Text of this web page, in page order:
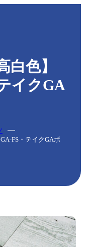
白色】
イクGA
FS・テイクGAボ